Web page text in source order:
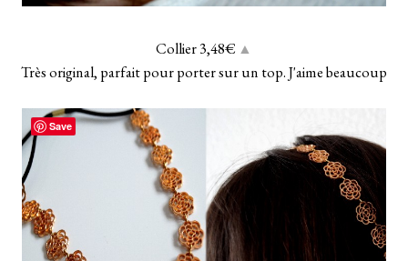
Collier 3,48€ ▲
Très original, parfait pour porter sur un top. J'aime beaucoup
Save